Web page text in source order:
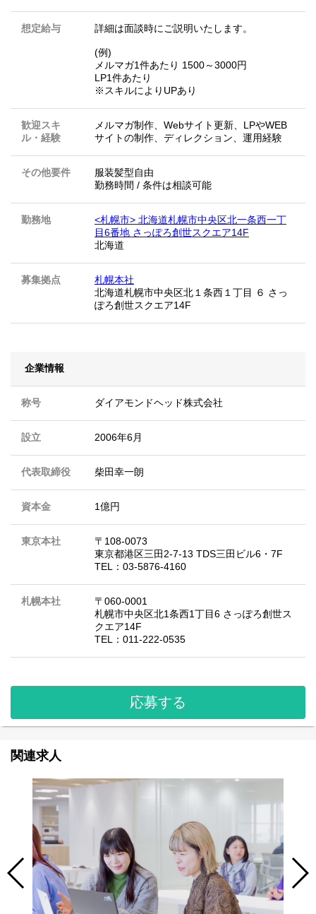
想定給与 詳細は面談時にご説明いたします。
(例)
メルマガ1件あたり 1500～3000円
LP1件あたり
※スキルによりUPあり
歓迎スキ
ル・経験
メルマガ制作、Webサイト更新、LPやWEB
サイトの制作、ディレクション、運用経験
その他要件
服装髪型自由
勤務時間 / 条件は相談可能
勤務地
<札幌市> 北海道札幌市中央区北一条西一丁
目6番地 さっぽろ創世スクエア14F
北海道
募集拠点
札幌本社
北海道札幌市中央区北１条西１丁目 ６ さっ
ぽろ創世スクエア14F
企業情報
称号 ダイアモンドヘッド株式会社
設立 2006年6月
代表取締役 柴田幸一朗
資本金 1億円
東京本社
〒108-0073
東京都港区三田2-7-13 TDS三田ビル6・7F
TEL：03-5876-4160
札幌本社
〒060-0001
札幌市中央区北1条西1丁目6 さっぽろ創世ス
クエア14F
TEL：011-222-0535
応募する
関連求人